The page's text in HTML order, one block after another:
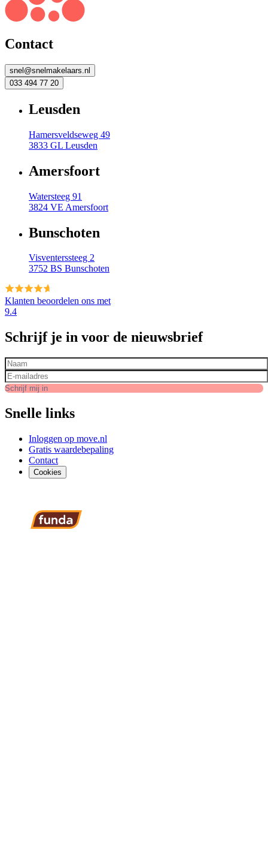
Contact
snel@snelmakelaars.nl
033 494 77 20
Leusden
Hamersveldseweg 49
3833 GL Leusden
Amersfoort
Watersteeg 91
3824 VE Amersfoort
Bunschoten
Visventerssteeg 2
3752 BS Bunschoten
Klanten beoordelen ons met
9.4
Schrijf je in voor de nieuwsbrief
Voor- en achternaam*
E-mailadres*
Schrijf mij in
Snelle links
Inloggen op move.nl
Gratis waardebepaling
Contact
Cookies